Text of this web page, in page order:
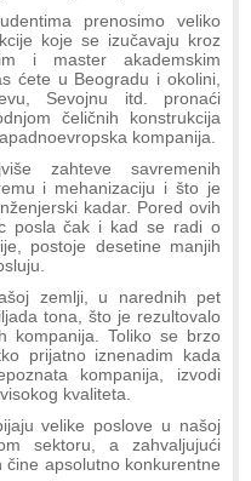
prenosimo veliko
koje se izučavaju kroz
i master akademskim
ćete u Beogradu i okolini,
Sevojnu itd. pronaći
čeličnih konstrukcija
kompanija.
zahteve savremenih
i mehanizaciju i što je
kadar. Pored ovih
posla čak i kad se radi o
postoje desetine manjih
zemlji, u narednih pet
tona, što je rezultovalo
kompanija. Toliko se brzo
prijatno iznenadim kada
kompanija, izvodi
kvaliteta.
velike poslove u našoj
sektoru, a zahvaljujući
apsolutno konkurentne